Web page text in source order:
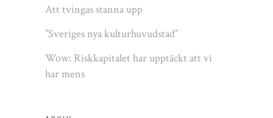
Att tvingas stanna upp
”Sveriges nya kulturhuvudstad”
Wow: Riskkapitalet har upptäckt att vi
har mens